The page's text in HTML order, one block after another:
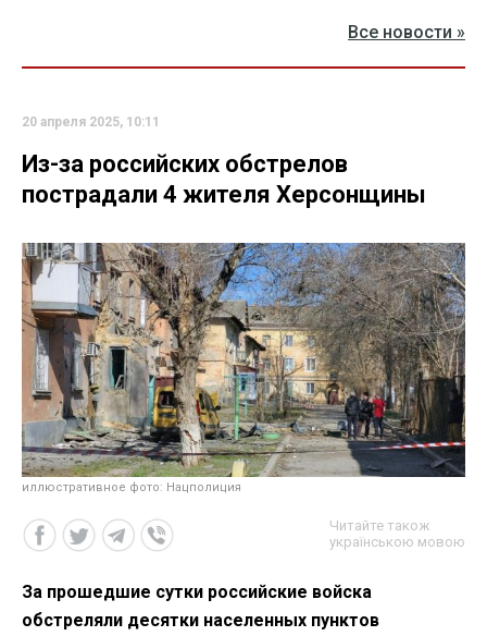
Все новости »
20 апреля 2025, 10:11
Из-за российских обстрелов
пострадали 4 жителя Херсонщины
иллюстративное фото: Нацполиция
Читайте також
українською мовою
За прошедшие сутки российские войска
обстреляли десятки населенных пунктов